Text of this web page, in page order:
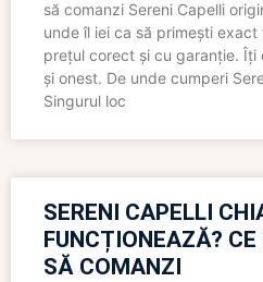
să comanzi Sereni Capelli
unde îl iei ca să primești
prețul corect și cu garanție. Îți
și onest. De unde cumperi
Singurul loc
SERENI CAPELLI
FUNCȚIONEAZĂ?
SĂ COMANZI